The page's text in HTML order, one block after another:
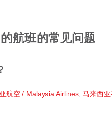
航班的常见问题
航空 / Malaysia Airlines ,马来西